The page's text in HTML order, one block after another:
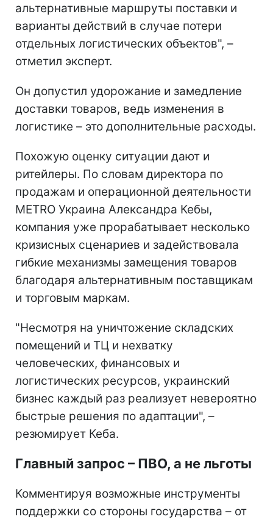
альтернативные маршруты поставки и
варианты действий в случае потери
отдельных логистических объектов", –
отметил эксперт.
Он допустил удорожание и замедление
доставки товаров, ведь изменения в
логистике – это дополнительные расходы.
Похожую оценку ситуации дают и
ритейлеры. По словам директора по
продажам и операционной деятельности
METRO Украина Александра Кебы,
компания уже прорабатывает несколько
кризисных сценариев и задействовала
гибкие механизмы замещения товаров
благодаря альтернативным поставщикам
и торговым маркам.
"Несмотря на уничтожение складских
помещений и ТЦ и нехватку
человеческих, финансовых и
логистических ресурсов, украинский
бизнес каждый раз реализует невероятно
быстрые решения по адаптации", –
резюмирует Кеба.
Главный запрос – ПВО, а не льготы
Комментируя возможные инструменты
поддержки со стороны государства – от